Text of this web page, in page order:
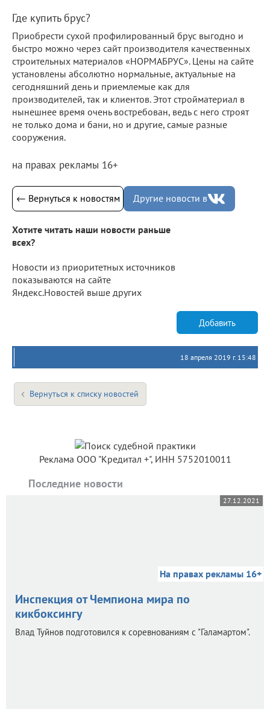
Где купить брус?
Приобрести сухой профилированный брус выгодно и
быстро можно через сайт производителя качественных
строительных материалов «НОРМАБРУС». Цены на сайте
установлены абсолютно нормальные, актуальные на
сегодняшний день и приемлемые как для
производителей, так и клиентов. Этот стройматериал в
нынешнее время очень востребован, ведь с него строят
не только дома и бани, но и другие, самые разные
сооружения.
на правах рекламы 16+
← Вернуться к новостям Другие новости в
Хотите читать наши новости раньше
всех?
Новости из приоритетных источников
показываются на сайте
Яндекс.Новостей выше других
Добавить
18 апреля 2019 г. 15:48
Вернуться к списку новостей
Реклама ООО "Кредитал +", ИНН 5752010011
Последние новости
27.12.2021
На правах рекламы 16+
Инспекция от Чемпиона мира по
кикбоксингу
Влад Туйнов подготовился к соревнованиям с "Галамартом".